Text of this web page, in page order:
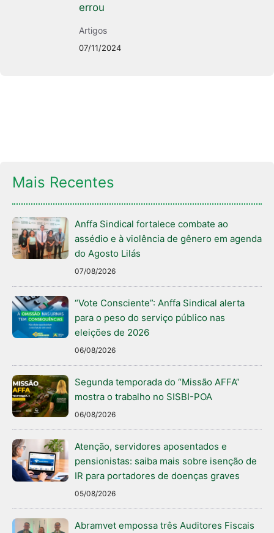
errou
Artigos
07/11/2024
Mais Recentes
Anffa Sindical fortalece combate ao
assédio e à violência de gênero em agenda
do Agosto Lilás
07/08/2026
“Vote Consciente”: Anffa Sindical alerta
para o peso do serviço público nas
eleições de 2026
06/08/2026
Segunda temporada do “Missão AFFA”
mostra o trabalho no SISBI-POA
06/08/2026
Atenção, servidores aposentados e
pensionistas: saiba mais sobre isenção de
IR para portadores de doenças graves
05/08/2026
Abramvet empossa três Auditores Fiscais